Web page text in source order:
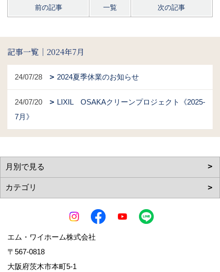
前の記事 一覧 次の記事
記事一覧｜2024年7月
24/07/28 2024夏季休業のお知らせ
24/07/20
LIXIL OSAKAクリーンプロジェクト《2025-
7月》
エム・ワイホーム株式会社
〒567-0818
大阪府茨木市本町5-1